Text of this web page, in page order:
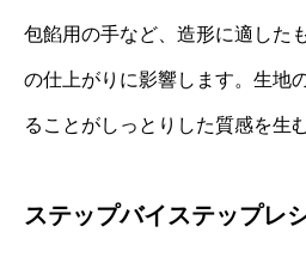
包餡用の手など、造形に適した
の仕上がりに影響します。生地
ることがしっとりした質感を生
ステップバイステップレ